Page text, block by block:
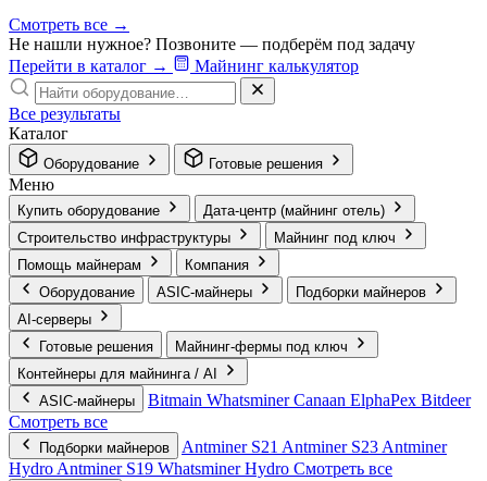
Смотреть все →
Не нашли нужное? Позвоните — подберём под задачу
Перейти в каталог → Майнинг калькулятор
Все результаты
Каталог
Оборудование Готовые решения
Меню
Купить оборудование
Дата-центр (майнинг отель)
Строительство инфраструктуры
Майнинг под ключ
Помощь майнерам
Компания
Оборудование
ASIC-майнеры
Подборки майнеров
AI‑серверы
Готовые решения
Майнинг-фермы под ключ
Контейнеры для майнинга / AI
ASIC-майнеры
Bitmain WhatsminerCanaan ElphaPex Bitdeer
Смотреть все
Подборки майнеров Antminer S21 Antminer S23 Antminer
Hydro Antminer S19 Whatsminer Hydro Смотреть все